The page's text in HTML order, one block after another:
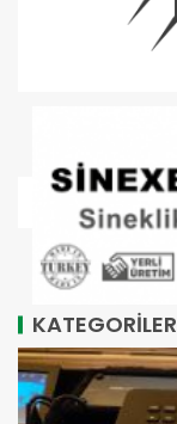
KATEGORİLER